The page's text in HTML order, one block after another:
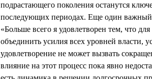
подрастающего поколения останутся
последующих периодах. Еще один важный
«Больше всего я удовлетворен тем, что
объединить усилия всех уровней власти,
удовлетворение не может вызвать
влияние на этот процесс пока явно